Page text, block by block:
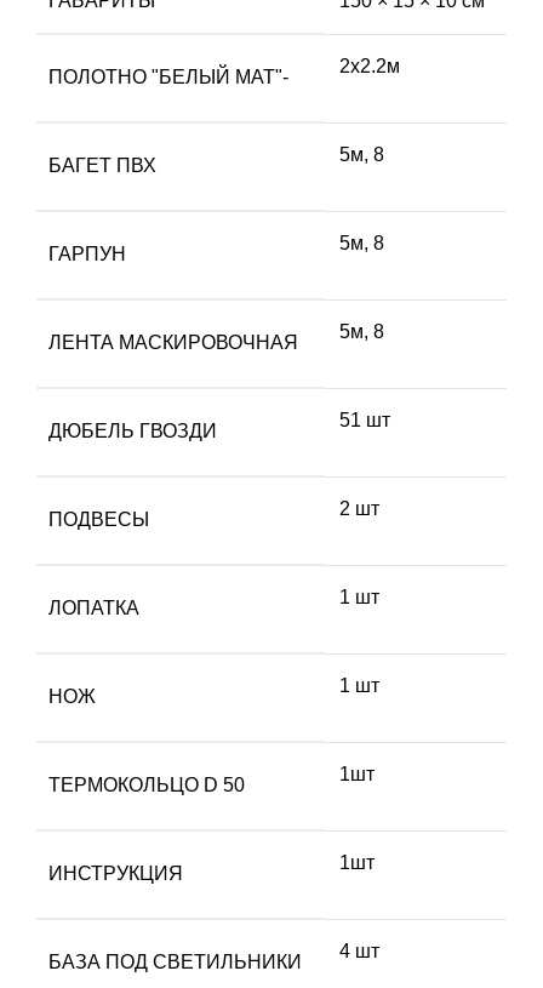
ПОЛОТНО "БЕЛЫЙ МАТ"-
2х2.2м
БАГЕТ ПВХ
5м, 8
ГАРПУН
5м, 8
ЛЕНТА МАСКИРОВОЧНАЯ
5м, 8
ДЮБЕЛЬ ГВОЗДИ
51 шт
ПОДВЕСЫ
2 шт
ЛОПАТКА
1 шт
НОЖ
1 шт
ТЕРМОКОЛЬЦО D 50
1шт
ИНСТРУКЦИЯ
1шт
БАЗА ПОД СВЕТИЛЬНИКИ
4 шт